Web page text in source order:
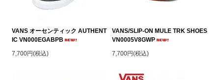
VANS オーセンティック AUTHENT
IC VN000EGABPB
7,700円(税込)
VANS/SLIP-ON MULE TRK SHOES
VN0005V8GWP
7,700円(税込)